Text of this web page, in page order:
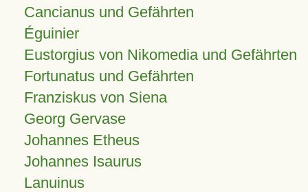
Cancianus und Gefährten
Éguinier
Eustorgius von Nikomedia und Gefährten
Fortunatus und Gefährten
Franziskus von Siena
Georg Gervase
Johannes Etheus
Johannes Isaurus
Lanuinus